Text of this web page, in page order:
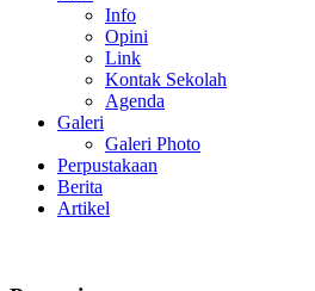
Info
Opini
Link
Kontak Sekolah
Agenda
Galeri
Galeri Photo
Perpustakaan
Berita
Artikel